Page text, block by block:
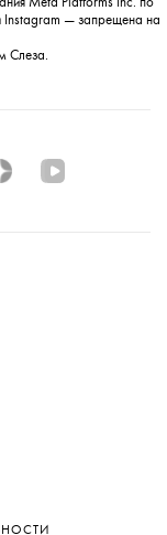
Instagram — запрещена на
Слеза.